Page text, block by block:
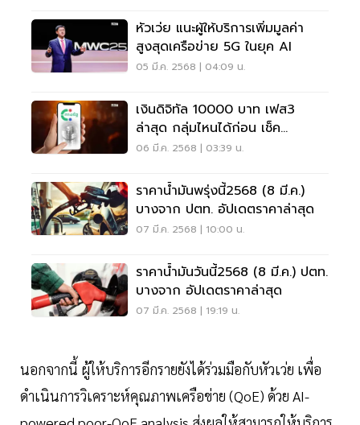
หัวเว่ย แนะผู้ให้บริการเพิ่มมูลค่า
สูงสุดเครือข่าย 5G ในยุค AI
05 มี.ค. 2568 | 04:09 น.
เงินดิจิทัล 10000 บาท เฟส3
ล่าสุด กลุ่มไหนได้ก่อน เช็ค
คุณสมบัติผู้มีสิทธิ์
06 มี.ค. 2568 | 03:39 น.
ราคาน้ำมันพรุ่งนี้2568 (8 มี.ค.)
บางจาก ปตท. อัปเดตราคาล่าสุด
07 มี.ค. 2568 | 10:00 น.
ราคาน้ำมันวันนี้2568 (8 มี.ค.) ปตท.
บางจาก อัปเดตราคาล่าสุด
07 มี.ค. 2568 | 19:19 น.
นอกจากนี้ ผู้ให้บริการอีกรายยังได้ร่วมมือกับหัวเว่ย เพื่อ
ดำเนินการวิเคราะห์คุณภาพเครือข่าย (QoE) ด้วย AI-